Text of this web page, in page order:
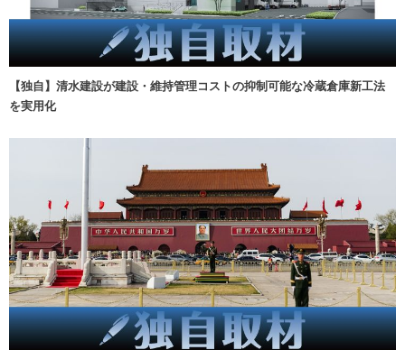
【独自】清水建設が建設・維持管理コストの抑制可能な冷蔵倉庫新工法
を実用化